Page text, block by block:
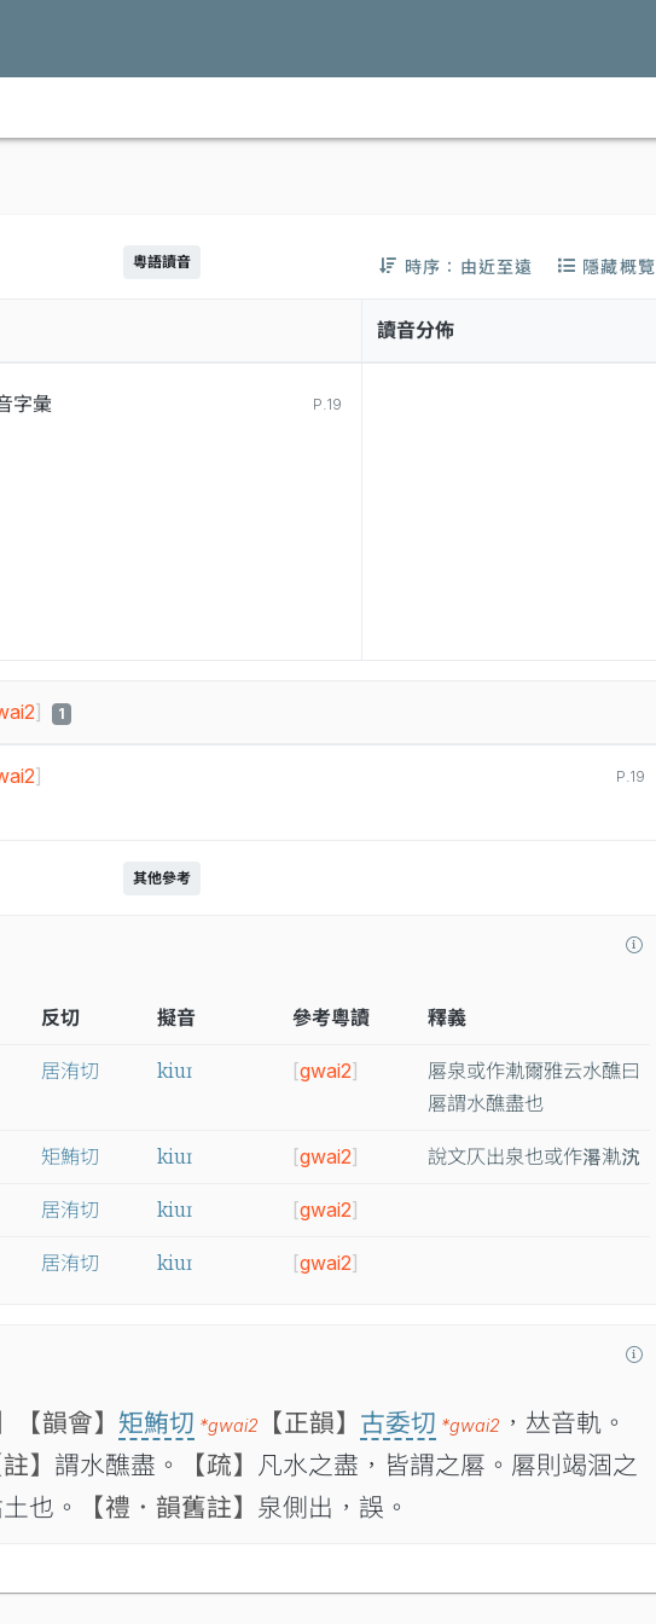
粵語讀音 時序：由近至遠 隱藏概覽
字彙 P.19
讀音分佈
] 1
P.19
]
其他參考
反切 擬音 參考粵讀 釋義
居洧切 kiuɪ [gwai2]
厬泉或作𣷾爾雅云水醮曰
厬謂水醮盡也
矩鮪切 kiuɪ [gwai2] 說文仄出泉也或作𣽞𣷾𣲼
居洧切 kiuɪ [gwai2]
居洧切 kiuɪ [gwai2]
【韻會】 矩鮪切 *gwai2 【正韻】 古委切 *gwai2 ，𠀤音軌。
註】 謂水醮盡。 【疏】
凡水之盡，皆謂之厬。厬則竭涸之
也。 【禮．韻舊註】 泉側出，誤。